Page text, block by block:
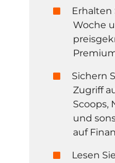
Erhalten
Woche
Sichern
Zugriff
Scoops,
und
auf
Lesen